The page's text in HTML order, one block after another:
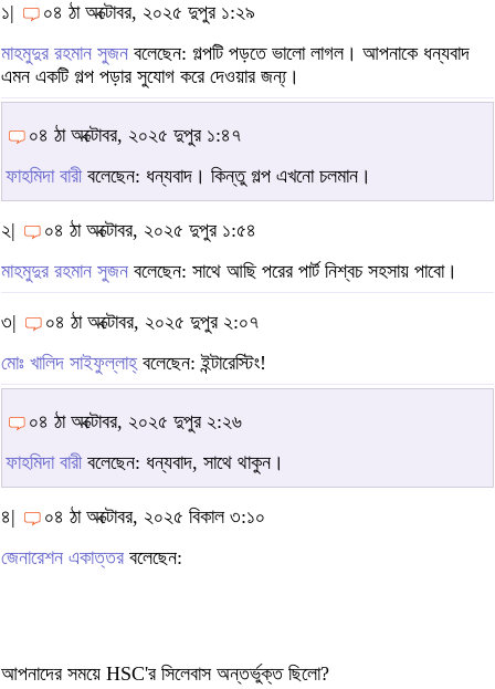
১|
০৪ ঠা অক্টোবর, ২০২৫ দুপুর ১:২৯
মাহমুদুর রহমান সুজন বলেছেন: গল্পটি পড়তে ভালো লাগল। আপনাকে ধন্যবাদ
এমন একটি গল্প পড়ার সুযোগ করে দেওয়ার জন্য্।
০৪ ঠা অক্টোবর, ২০২৫ দুপুর ১:৪৭
ফাহমিদা বারীবলেছেন: ধন্যবাদ। কিন্তু গল্প এখনো চলমান।
২|
০৪ ঠা অক্টোবর, ২০২৫ দুপুর ১:৫৪
মাহমুদুর রহমান সুজন বলেছেন: সাথে আছি পরের পার্ট নিশ্বচ সহসায় পাবো।
৩|
০৪ ঠা অক্টোবর, ২০২৫ দুপুর ২:০৭
মোঃ খালিদ সাইফুল্লাহ্‌বলেছেন: ইন্টারেস্টিং!
০৪ ঠা অক্টোবর, ২০২৫ দুপুর ২:২৬
ফাহমিদা বারীবলেছেন: ধন্যবাদ, সাথে থাকুন।
৪|
০৪ ঠা অক্টোবর, ২০২৫ বিকাল ৩:১০
জেনারেশন একাত্তর বলেছেন:
আপনাদের সময়ে HSC'র সিলেবাস অন্তর্ভুক্ত ছিলো?